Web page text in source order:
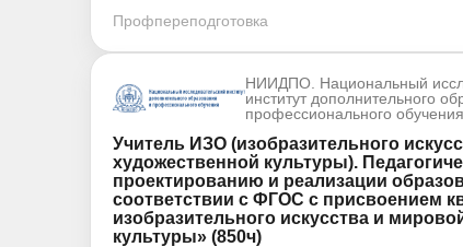
Профпереподготовка
НИИДПО. Национальный
институт дополнительного
профессионального обучения
Учитель ИЗО (изобразительного
художественной культуры).
проектированию и реализации
соответствии с ФГОС с присвоением
изобразительного искусства и
культуры» (850ч)